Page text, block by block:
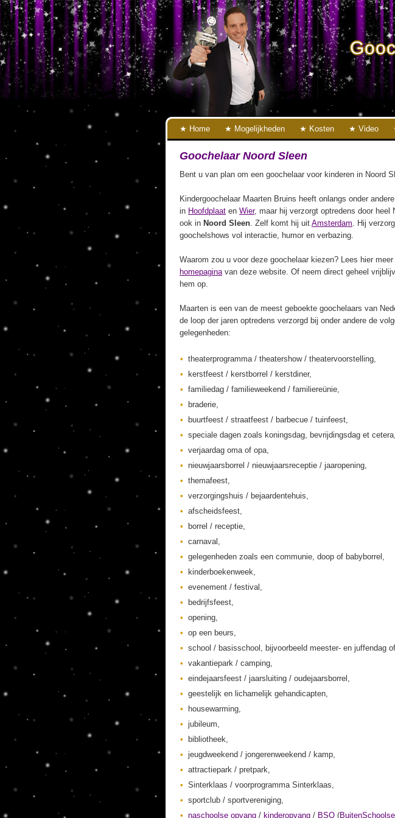
Home Mogelijkheden Kosten Video
Goochelaar Noord Sleen
Bent u van plan om een goochelaar voor kinderen in Noord
Kindergoochelaar Maarten Bruins heeft onlangs onder
in Hoofdplaat en Wier, maar hij verzorgt optredens door heel
ook in Noord Sleen. Zelf komt hij uit Amsterdam. Hij
goochelshows vol interactie, humor en verbazing.
Waarom zou u voor deze goochelaar kiezen? Lees hier
homepaginavan deze website. Of neem direct geheel
hem op.
Maarten is een van de meest geboekte goochelaars van
de loop der jaren optredens verzorgd bij onder andere de
gelegenheden:
theaterprogramma / theatershow / theatervoorstelling,
kerstfeest / kerstborrel / kerstdiner,
familiedag / familieweekend / familiereünie,
braderie,
buurtfeest / straatfeest / barbecue / tuinfeest,
speciale dagen zoals koningsdag, bevrijdingsdag et cetera,
verjaardag oma of opa,
nieuwjaarsborrel / nieuwjaarsreceptie / jaaropening,
themafeest,
verzorgingshuis / bejaardentehuis,
afscheidsfeest,
borrel / receptie,
carnaval,
gelegenheden zoals een communie, doop of babyborrel,
kinderboekenweek,
evenement / festival,
bedrijfsfeest,
opening,
op een beurs,
school / basisschool, bijvoorbeeld meester- en juffendag
vakantiepark / camping,
eindejaarsfeest / jaarsluiting / oudejaarsborrel,
geestelijk en lichamelijk gehandicapten,
housewarming,
jubileum,
bibliotheek,
jeugdweekend / jongerenweekend / kamp,
attractiepark / pretpark,
Sinterklaas / voorprogramma Sinterklaas,
sportclub / sportvereniging,
naschoolse opvang / kinderopvang / BSO (